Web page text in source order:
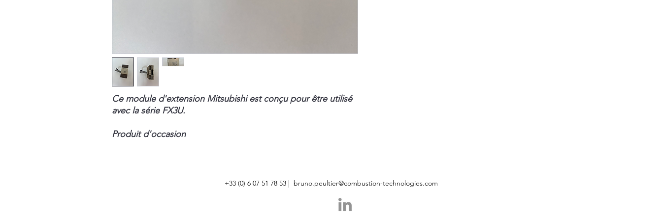
Ce module d'extension Mitsubishi est conçu pour être utilisé
avec la série FX3U.
Produit d'occasion
+33 (0) 6 07 51 78 53 | bruno.peultier@combustion-technologies.com